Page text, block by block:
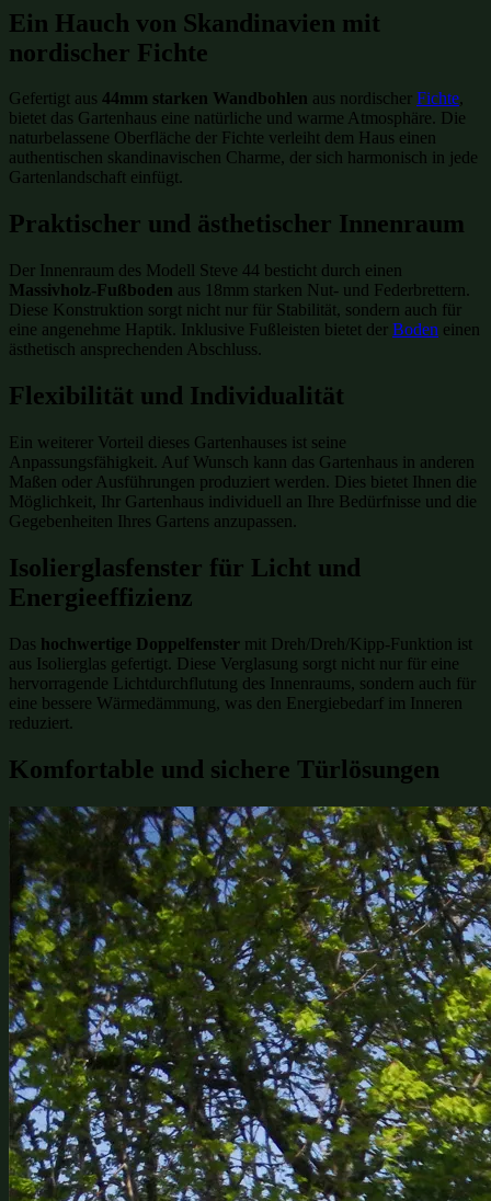
Ein Hauch von Skandinavien mit
nordischer Fichte
Gefertigt aus 44mm starken Wandbohlen aus nordischer Fichte,
bietet das Gartenhaus eine natürliche und warme Atmosphäre. Die
naturbelassene Oberfläche der Fichte verleiht dem Haus einen
authentischen skandinavischen Charme, der sich harmonisch in jede
Gartenlandschaft einfügt.
Praktischer und ästhetischer Innenraum
Der Innenraum des Modell Steve 44 besticht durch einen
Massivholz-Fußboden aus 18mm starken Nut- und Federbrettern.
Diese Konstruktion sorgt nicht nur für Stabilität, sondern auch für
eine angenehme Haptik. Inklusive Fußleisten bietet der Boden einen
ästhetisch ansprechenden Abschluss.
Flexibilität und Individualität
Ein weiterer Vorteil dieses Gartenhauses ist seine
Anpassungsfähigkeit. Auf Wunsch kann das Gartenhaus in anderen
Maßen oder Ausführungen produziert werden. Dies bietet Ihnen die
Möglichkeit, Ihr Gartenhaus individuell an Ihre Bedürfnisse und die
Gegebenheiten Ihres Gartens anzupassen.
Isolierglasfenster für Licht und
Energieeffizienz
Das hochwertige Doppelfenster mit Dreh/Dreh/Kipp-Funktion ist
aus Isolierglas gefertigt. Diese Verglasung sorgt nicht nur für eine
hervorragende Lichtdurchflutung des Innenraums, sondern auch für
eine bessere Wärmedämmung, was den Energiebedarf im Inneren
reduziert.
Komfortable und sichere Türlösungen